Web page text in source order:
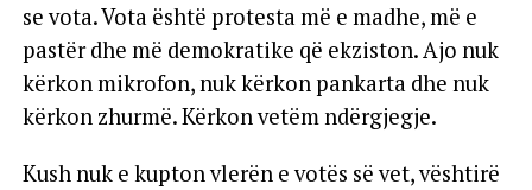
se vota. Vota është protesta më e madhe, më e
pastër dhe më demokratike që ekziston. Ajo nuk
kërkon mikrofon, nuk kërkon pankarta dhe nuk
kërkon zhurmë. Kërkon vetëm ndërgjegje.
Kush nuk e kupton vlerën e votës së vet, vështirë